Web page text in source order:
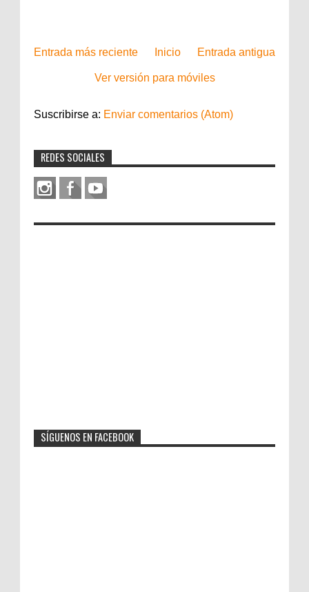
Entrada más reciente Entrada antigua
Inicio
Ver versión para móviles
Suscribirse a: Enviar comentarios (Atom)
REDES SOCIALES
SÍGUENOS EN FACEBOOK